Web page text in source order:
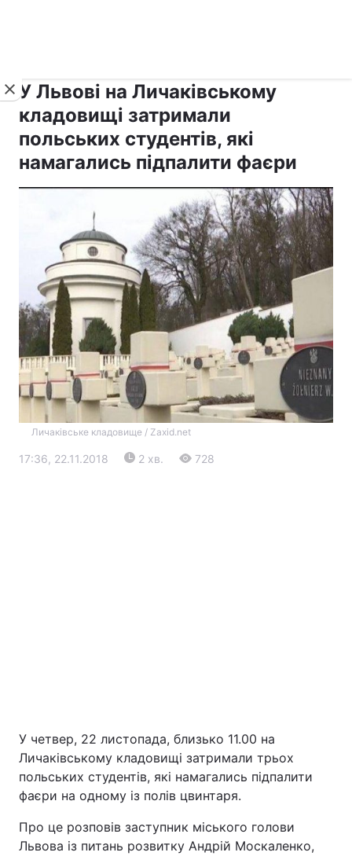
Київ Львів
Дніпро Харків
У Львові на Личаківському
кладовищі затримали
польських студентів, які
намагались підпалити фаєри
Личаківське кладовище / Zaxid.net
17:36, 22.11.2018 2 хв. 728
У четвер, 22 листопада, близько 11.00 на
Личаківському кладовищі затримали трьох
польських студентів, які намагались підпалити
фаєри на одному із полів цвинтаря.
Про це розповів заступник міського голови
Львова із питань розвитку Андрій Москаленко,